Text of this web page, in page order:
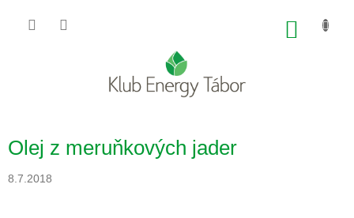
Olej z meruňkových jader
8.7.2018